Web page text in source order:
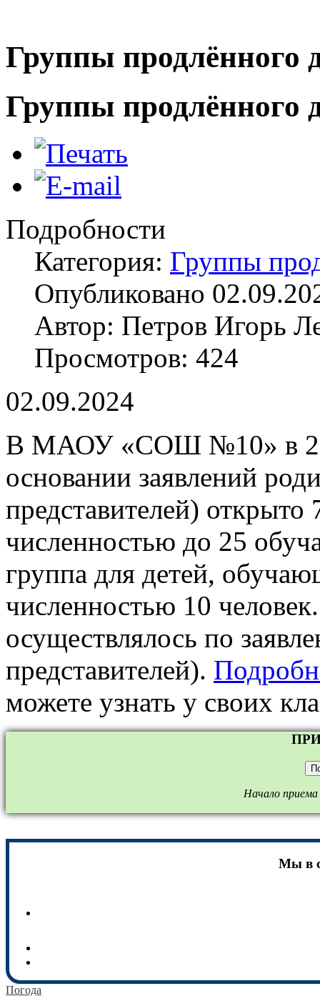
Группы продлённого
Группы продлённого
Подробности
Категория: Группы
Опубликовано
Автор: Петров Игорь
Просмотров: 424
02.09.2024
В МАОУ «СОШ №10» в
основании заявлений
представителей)
численностью до 25
группа для детей,
численностью 10
осуществлялось по
представителей).
можете узнать у своих
Начало приема
Мы в
Погода